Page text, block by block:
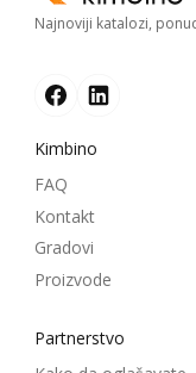
Najnoviji katalozi,
Kimbino
FAQ
Kontakt
Gradovi
Proizvode
Partnerstvo